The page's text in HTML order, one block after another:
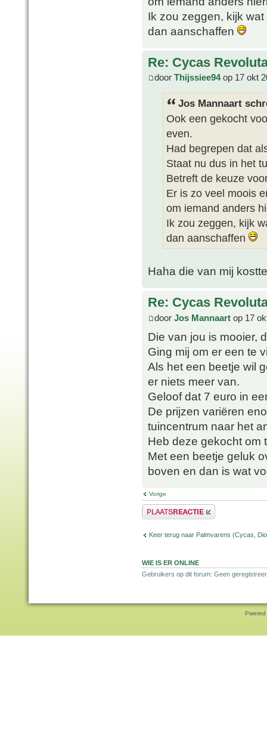
Ik zou zeggen, kijk
dan aanschaffen
Re: Cycas
door Thijssiee94op 17 okt
Jos Mannaart
Ook een gekocht
even.
Had begrepen dat
Staat nu dus in het
Betreft de keuze
Er is zo veel moois
om iemand anders
Ik zou zeggen, kijk
dan aanschaffen
Haha die van mij
Re: Cycas
door Jos Mannaart op 17
Die van jou is mooier,
Ging mij om er een te
Als het een beetje wil
er niets meer van.
Geloof dat 7 euro in
De prijzen variëren
tuincentrum naar het
Heb deze gekocht om
Met een beetje geluk
boven en dan is wat
Vorige
Plaats een reactie
Keer terug naar Palmvarens (Cycas,
WIE IS ER ONLINE
Gebruikers op dit forum: Geen